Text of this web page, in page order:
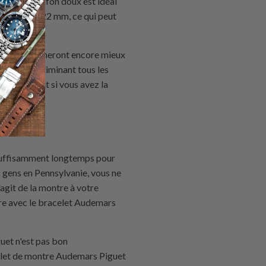
de 22 mm, ce qui peut
fonctionneront encore mieux
en éliminant tous les
(surtout si vous avez la
longtemps pour
en Pennsylvanie, vous ne
de la montre à votre
avec le bracelet Audemars
n'est pas bon
de montre Audemars Piguet